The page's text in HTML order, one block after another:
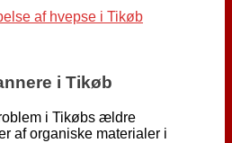
af hvepse i Tikøb
i Tikøb
i Tikøbs ældre
af organiske materialer i